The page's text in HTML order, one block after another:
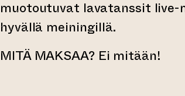
muotoutuvat lavatanssit live-
hyvällä meiningillä.
MITÄ MAKSAA? Ei mitään!